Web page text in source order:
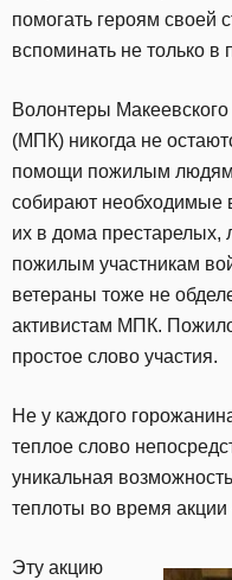
помогать героям своей
вспоминать не только в
Волонтеры
(МПК) никогда не
помощи пожилым
собирают необходимые
их в дома престарелых,
пожилым участникам
ветераны тоже не
активистам МПК.
простое слово участия.
Не у каждого
теплое слово
уникальная
теплоты во время
Эту акцию